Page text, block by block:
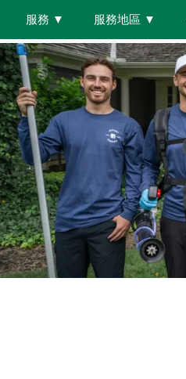
服務 ▼ 服務地區 ▼